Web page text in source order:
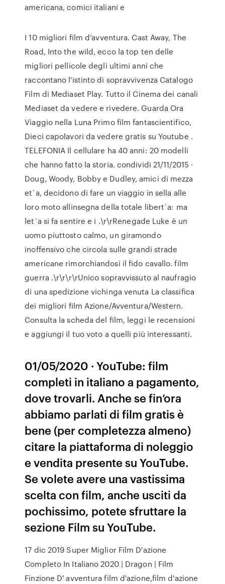
americana, comici italiani e
I 10 migliori film d’avventura. Cast Away, The
Road, Into the wild, ecco la top ten delle
migliori pellicole degli ultimi anni che
raccontano l'istinto di sopravvivenza Catalogo
Film di Mediaset Play. Tutto il Cinema dei canali
Mediaset da vedere e rivedere. Guarda Ora
Viaggio nella Luna Primo film fantascientifico,
Dieci capolavori da vedere gratis su Youtube .
TELEFONIA Il cellulare ha 40 anni: 20 modelli
che hanno fatto la storia. condividi 21/11/2015 ·
Doug, Woody, Bobby e Dudley, amici di mezza
et`a, decidono di fare un viaggio in sella alle
loro moto allinsegna della totale libert`a: ma
let`a si fa sentire e i .\r\rRenegade Luke è un
uomo piuttosto calmo, un giramondo
inoffensivo che circola sulle grandi strade
americane rimorchiandosi il fido cavallo. film
guerra .\r\r\r\rUnico sopravvissuto al naufragio
di una spedizione vichinga venuta La classifica
dei migliori film Azione/Avventura/Western.
Consulta la scheda del film, leggi le recensioni
e aggiungi il tuo voto a quelli più interessanti.
01/05/2020 · YouTube: film
completi in italiano a pagamento,
dove trovarli. Anche se fin’ora
abbiamo parlati di film gratis è
bene (per completezza almeno)
citare la piattaforma di noleggio
e vendita presente su YouTube.
Se volete avere una vastissima
scelta con film, anche usciti da
pochissimo, potete sfruttare la
sezione Film su YouTube.
17 dic 2019 Super Miglior Film D'azione
Completo In Italiano 2020 | Dragon | Film
Finzione D' avventura film d'azione,film d'azione